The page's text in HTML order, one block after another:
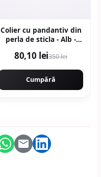
Colier cu pandantiv din
perla de sticla - Alb -
80,10 lei350 lei
Cumpără